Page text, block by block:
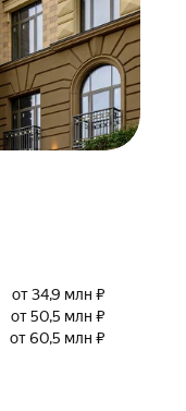
от 34,9 млн ₽
от 50,5 млн ₽
от 60,5 млн ₽